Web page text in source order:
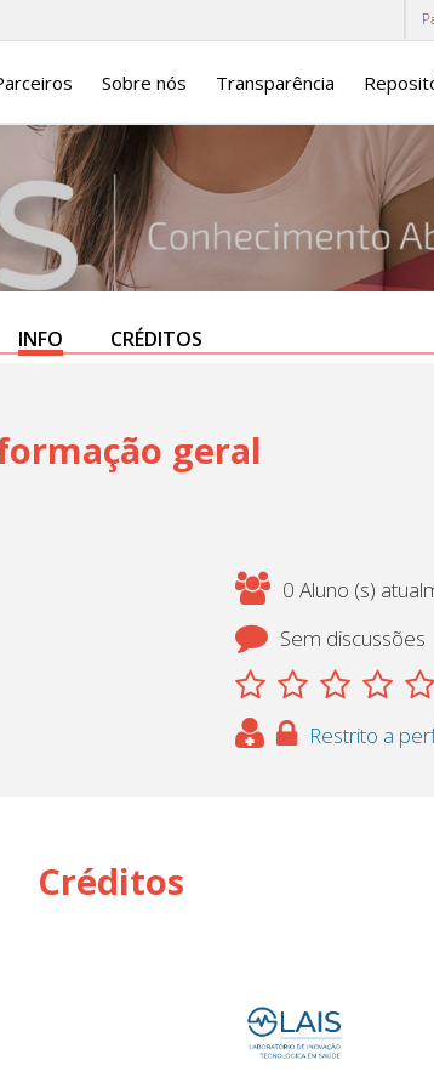
Sobre nós Transparência
INFO CRÉDITOS
geral
0 Aluno (s)
Sem discussões
Restrito a
Créditos